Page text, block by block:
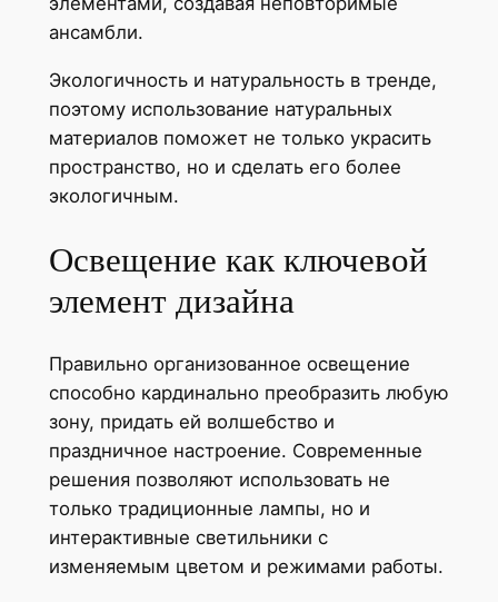
ансамбли.
Экологичность и натуральность в тренде,
поэтому использование натуральных
материалов поможет не только украсить
пространство, но и сделать его более
экологичным.
Освещение как ключевой
элемент дизайна
Правильно организованное освещение
способно кардинально преобразить любую
зону, придать ей волшебство и
праздничное настроение. Современные
решения позволяют использовать не
только традиционные лампы, но и
интерактивные светильники с
изменяемым цветом и режимами работы.